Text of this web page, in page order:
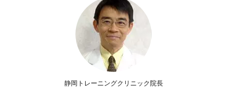
静岡トレーニングクリニック院長